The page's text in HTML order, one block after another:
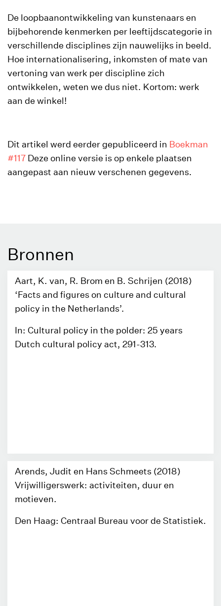
De loopbaanontwikkeling van kunstenaars en
bijbehorende kenmerken per leeftijdscategorie in
verschillende disciplines zijn nauwelijks in beeld.
Hoe internationalisering, inkomsten of mate van
vertoning van werk per discipline zich
ontwikkelen, weten we dus niet. Kortom: werk
aan de winkel!
Dit artikel werd eerder gepubliceerd in Boekman
#117 Deze online versie is op enkele plaatsen
aangepast aan nieuw verschenen gegevens.
Bronnen
Aart, K. van, R. Brom en B. Schrijen (2018)
‘Facts and figures on culture and cultural
policy in the Netherlands’.
In: Cultural policy in the polder: 25 years
Dutch cultural policy act, 291-313.
Arends, Judit en Hans Schmeets (2018)
Vrijwilligerswerk: activiteiten, duur en
motieven.
Den Haag: Centraal Bureau voor de Statistiek.